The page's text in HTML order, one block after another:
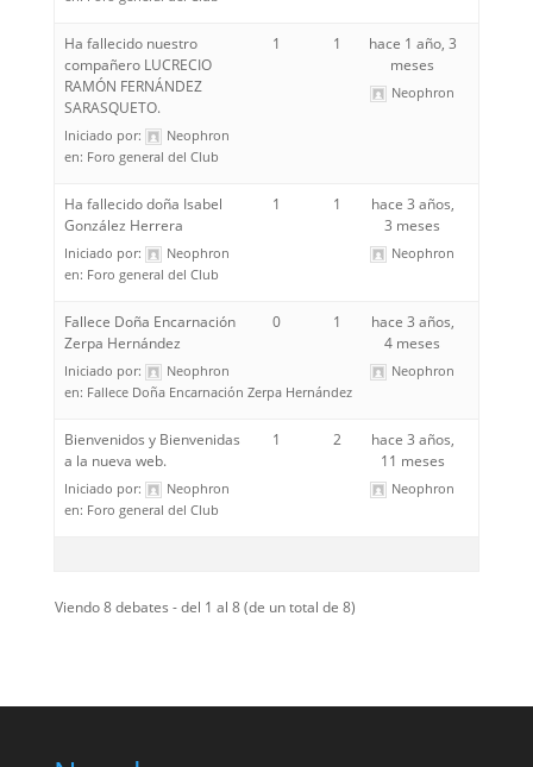
Ha fallecido nuestro
compañero LUCRECIO
RAMÓN FERNÁNDEZ
SARASQUETO.
Iniciado por:
Neophron
en: Foro general del Club
1 1
hace 1 año, 3
meses
Neophron
Ha fallecido doña Isabel
González Herrera
Iniciado por:
Neophron
en: Foro general del Club
1 1
hace 3 años,
3 meses
Neophron
Fallece Doña Encarnación
Zerpa Hernández
Iniciado por:
Neophron
en: Fallece Doña Encarnación Zerpa Hernández
0 1
hace 3 años,
4 meses
Neophron
Bienvenidos y Bienvenidas
a la nueva web.
Iniciado por:
Neophron
en: Foro general del Club
1 2
hace 3 años,
11 meses
Neophron
Viendo 8 debates - del 1 al 8 (de un total de 8)